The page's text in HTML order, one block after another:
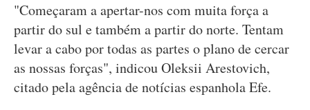
"Começaram a apertar-nos com muita força a
partir do sul e também a partir do norte. Tentam
levar a cabo por todas as partes o plano de cercar
as nossas forças", indicou Oleksii Arestovich,
citado pela agência de notícias espanhola Efe.